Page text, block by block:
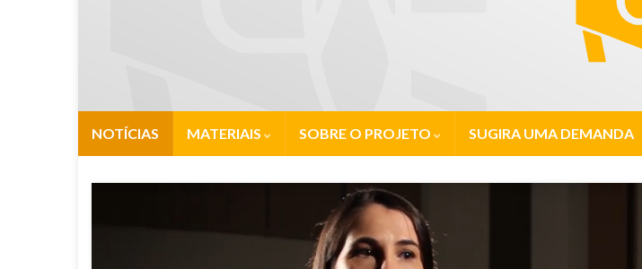
NOTÍCIAS MATERIAIS SOBRE O PROJETO SUGIRA UMA DEMANDA